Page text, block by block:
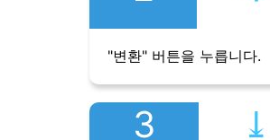
"변환" 버튼을 누릅니다.
3 ⤓︎